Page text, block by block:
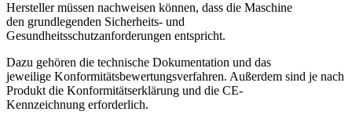
Hersteller müssen nachweisen können, dass die Maschine
den grundlegenden Sicherheits- und
Gesundheitsschutzanforderungen entspricht.
Dazu gehören die technische Dokumentation und das
jeweilige Konformitätsbewertungsverfahren. Außerdem sind je nach
Produkt die Konformitätserklärung und die CE-
Kennzeichnung erforderlich.